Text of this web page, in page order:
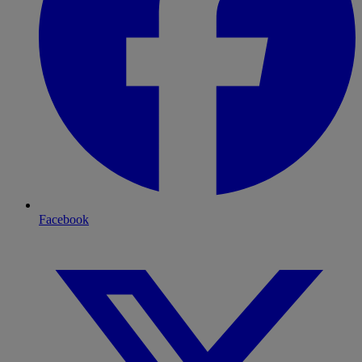
Facebook